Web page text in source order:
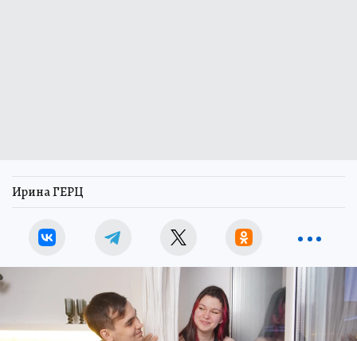
Ирина ГЕРЦ